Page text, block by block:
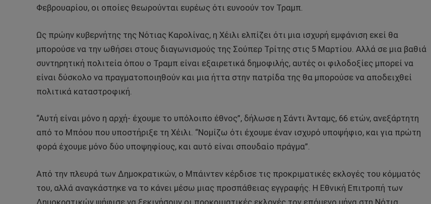
Φεβρουαρίου, οι οποίες θεωρούνται ευρέως ότι ευνοούν τον Τραμπ.
Ως πρώην κυβερνήτης της Νότιας Καρολίνας, η Χέιλι ελπίζει ότι μια ισχυρή εμφάνιση εκεί θα
μπορούσε να την ωθήσει στους διαγωνισμούς της Σούπερ Τρίτης στις 5 Μαρτίου. Αλλά σε μια βαθιά
συντηρητική πολιτεία όπου ο Τραμπ είναι εξαιρετικά δημοφιλής, αυτές οι φιλοδοξίες μπορεί να
είναι δύσκολο να πραγματοποιηθούν και μια ήττα στην πατρίδα της θα μπορούσε να αποδειχθεί
πολιτικά καταστροφική.
“Αυτή είναι μόνο η αρχή- έχουμε το υπόλοιπο έθνος”, δήλωσε η Σάντι Άνταμς, 66 ετών, ανεξάρτητη
από το Μπόου που υποστήριξε τη Χέιλι. “Νομίζω ότι έχουμε έναν ισχυρό υποψήφιο, και για πρώτη
φορά έχουμε μόνο δύο υποψηφίους, και αυτό είναι σπουδαίο πράγμα”.
Από την πλευρά των Δημοκρατικών, ο Μπάιντεν κέρδισε τις προκριματικές εκλογές του κόμματός
του, αλλά αναγκάστηκε να το κάνει μέσω μιας προσπάθειας εγγραφής. Η Εθνική Επιτροπή των
Δημοκρατικών ψήφισε να ξεκινήσουν οι προκριματικές εκλογές τον επόμενο μήνα στη Νότια